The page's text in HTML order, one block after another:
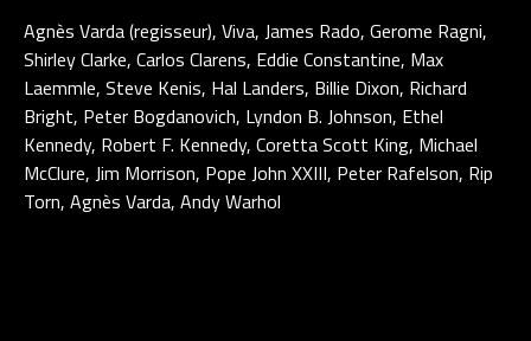
Agnès Varda (regisseur), Viva, James Rado, Gerome Ragni,
Shirley Clarke, Carlos Clarens, Eddie Constantine, Max
Laemmle, Steve Kenis, Hal Landers, Billie Dixon, Richard
Bright, Peter Bogdanovich, Lyndon B. Johnson, Ethel
Kennedy, Robert F. Kennedy, Coretta Scott King, Michael
McClure, Jim Morrison, Pope John XXIII, Peter Rafelson, Rip
Torn, Agnès Varda, Andy Warhol